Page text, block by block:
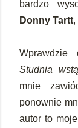
bardzo
Donny Tartt,
Studnia
mnie
ponownie
autor to